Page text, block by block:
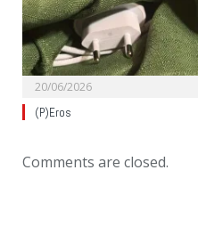
20/06/2026
(P)Eros
Comments are closed.